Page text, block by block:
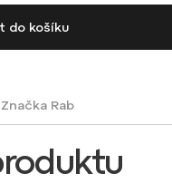
do košíku
ZnačkaRab